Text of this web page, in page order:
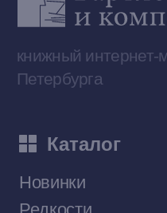
Договор оферты
Разработка MÓNT-DESIGN
© 2026 Все права защищены